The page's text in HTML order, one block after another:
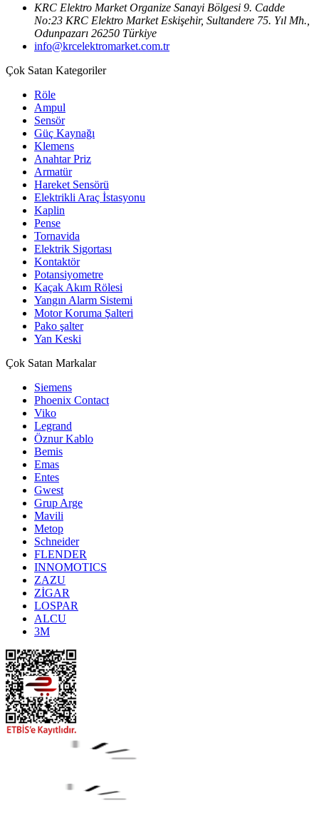
KRC Elektro Market Organize Sanayi Bölgesi 9. Cadde
No:23 KRC Elektro Market Eskişehir, Sultandere 75. Yıl Mh.,
Odunpazarı 26250 Türkiye
info@krcelektromarket.com.tr
Çok Satan Kategoriler
Röle
Ampul
Sensör
Güç Kaynağı
Klemens
Anahtar Priz
Armatür
Hareket Sensörü
Elektrikli Araç İstasyonu
Kaplin
Pense
Tornavida
Elektrik Sigortası
Kontaktör
Potansiyometre
Kaçak Akım Rölesi
Yangın Alarm Sistemi
Motor Koruma Şalteri
Pako şalter
Yan Keski
Çok Satan Markalar
Siemens
Phoenix Contact
Viko
Legrand
Öznur Kablo
Bemis
Emas
Entes
Gwest
Grup Arge
Mavili
Metop
Schneider
FLENDER
INNOMOTICS
ZAZU
ZİGAR
LOSPAR
ALCU
3M